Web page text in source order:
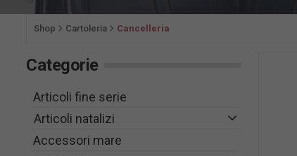
Shop Cartoleria Cancelleria
Categorie
Articoli fine serie
Articoli natalizi
Accessori mare